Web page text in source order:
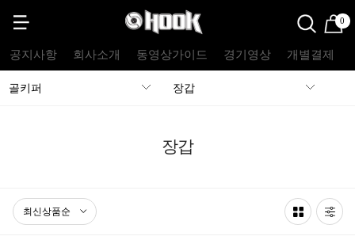
0
공지사항 회사소개 동영상가이드 경기영상 개별결제
골키퍼 장갑
장갑